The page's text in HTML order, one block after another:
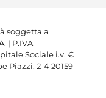
soggetta a
| P.IVA
Sociale i.v. €
Piazzi, 2-4 20159